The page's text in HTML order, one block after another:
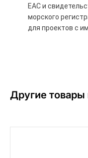
ЕАС и
морского
для проектов с
Другие товары